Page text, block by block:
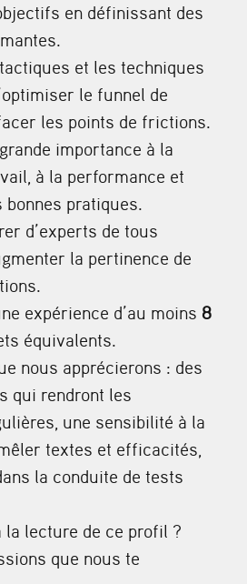
en définissant des
et les techniques
le funnel de
les points de frictions.
importance à la
à la performance et
pratiques.
d’experts de tous
la pertinence de
expérience d’au moins 8
équivalents.
nous apprécierons : des
qui rendront les
une sensibilité à la
textes et efficacités,
la conduite de tests
la lecture de ce profil ?
que nous te